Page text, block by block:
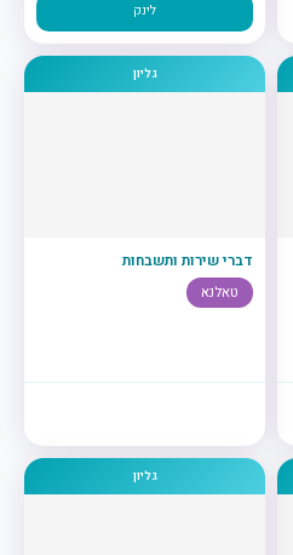
לינק
גליון
דברי שירות ותשבחות
טאלנא
גליון